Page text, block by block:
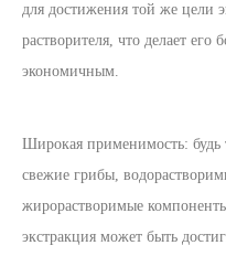
для достижения той же цели
растворителя, что делает его
экономичным.
Широкая применимость:
свежие грибы,
жирорастворимые
экстракция может быть